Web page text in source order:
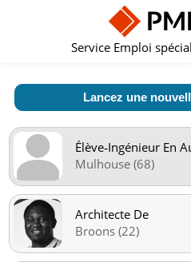
Service Emploi
Lancez une
Élève‑Ingénieur En
Mulhouse (68)
Architecte De
Broons (22)